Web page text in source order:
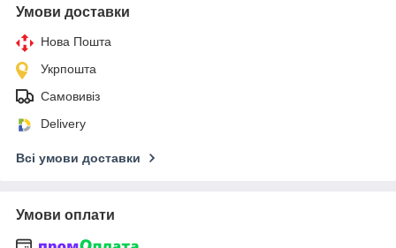
Умови доставки
Нова Пошта
Укрпошта
Самовивіз
Delivery
Всі умови доставки
Умови оплати